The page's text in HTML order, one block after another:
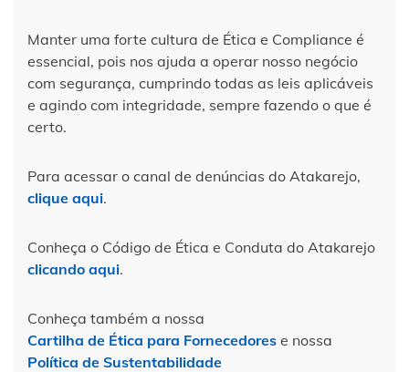
Manter uma forte cultura de Ética e Compliance é
essencial, pois nos ajuda a operar nosso negócio
com segurança, cumprindo todas as leis aplicáveis
e agindo com integridade, sempre fazendo o que é
certo.
Para acessar o canal de denúncias do Atakarejo,
clique aqui.
Conheça o Código de Ética e Conduta do Atakarejo
clicando aqui.
Conheça também a nossa
Cartilha de Ética para Fornecedores e nossa
Política de Sustentabilidade